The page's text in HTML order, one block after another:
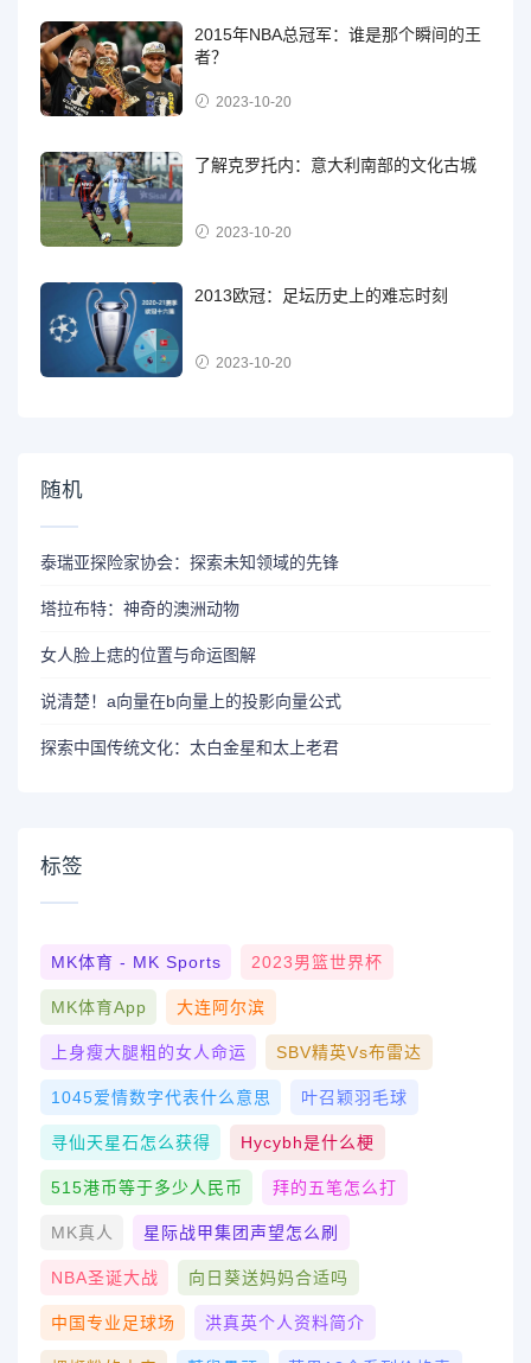
2015年NBA总冠军：谁是那个瞬间的王
者？
2023-10-20
了解克罗托内：意大利南部的文化古城
2023-10-20
2013欧冠：足坛历史上的难忘时刻
2023-10-20
随机
泰瑞亚探险家协会：探索未知领域的先锋
塔拉布特：神奇的澳洲动物
女人脸上痣的位置与命运图解
说清楚！a向量在b向量上的投影向量公式
探索中国传统文化：太白金星和太上老君
标签
MK体育 - MK Sports 2023男篮世界杯
MK体育App 大连阿尔滨
上身瘦大腿粗的女人命运 SBV精英vs布雷达
1045爱情数字代表什么意思 叶召颖羽毛球
寻仙天星石怎么获得 Hycybh是什么梗
515港币等于多少人民币 拜的五笔怎么打
MK真人 星际战甲集团声望怎么刷
NBA圣诞大战 向日葵送妈妈合适吗
中国专业足球场 洪真英个人资料简介